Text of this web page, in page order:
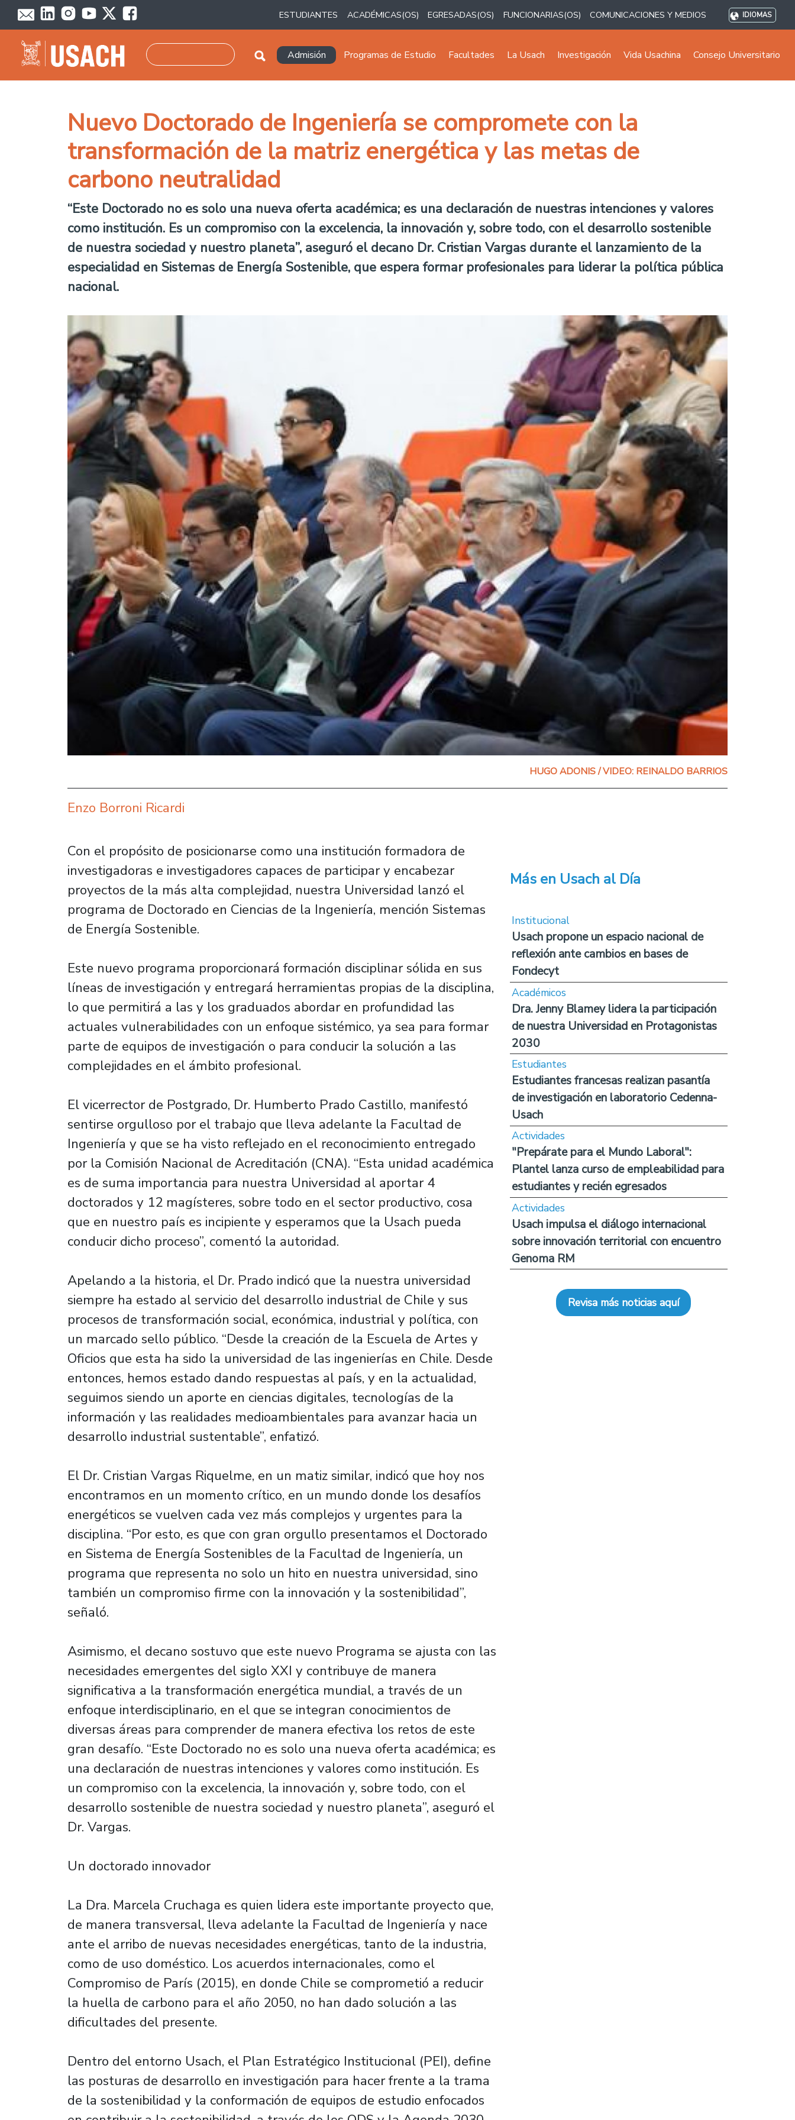
Pasar al contenido principal
ESTUDIANTES ACADÉMICAS(OS) EGRESADAS(OS) FUNCIONARIAS(OS) COMUNICACIONES Y MEDIOS IDIOMAS
Navegación principal
Admisión Programas de Estudio Facultades La Usach Investigación Vida Usachina Consejo Universitario
Nuevo Doctorado de Ingeniería se compromete con la
transformación de la matriz energética y las metas de
carbono neutralidad
“Este Doctorado no es solo una nueva oferta académica; es una declaración de nuestras intenciones y valores
como institución. Es un compromiso con la excelencia, la innovación y, sobre todo, con el desarrollo sostenible
de nuestra sociedad y nuestro planeta”, aseguró el decano Dr. Cristian Vargas durante el lanzamiento de la
especialidad en Sistemas de Energía Sostenible, que espera formar profesionales para liderar la política pública
nacional.
HUGO ADONIS / VIDEO: REINALDO BARRIOS
Enzo Borroni Ricardi
Con el propósito de posicionarse como una institución formadora de
investigadoras e investigadores capaces de participar y encabezar
proyectos de la más alta complejidad, nuestra Universidad lanzó el
programa de Doctorado en Ciencias de la Ingeniería, mención Sistemas
de Energía Sostenible.
Este nuevo programa proporcionará formación disciplinar sólida en sus
líneas de investigación y entregará herramientas propias de la disciplina,
lo que permitirá a las y los graduados abordar en profundidad las
actuales vulnerabilidades con un enfoque sistémico, ya sea para formar
parte de equipos de investigación o para conducir la solución a las
complejidades en el ámbito profesional.
El vicerrector de Postgrado, Dr. Humberto Prado Castillo, manifestó
sentirse orgulloso por el trabajo que lleva adelante la Facultad de
Ingeniería y que se ha visto reflejado en el reconocimiento entregado
por la Comisión Nacional de Acreditación (CNA). “Esta unidad académica
es de suma importancia para nuestra Universidad al aportar 4
doctorados y 12 magísteres, sobre todo en el sector productivo, cosa
que en nuestro país es incipiente y esperamos que la Usach pueda
conducir dicho proceso”, comentó la autoridad.
Apelando a la historia, el Dr. Prado indicó que la nuestra universidad
siempre ha estado al servicio del desarrollo industrial de Chile y sus
procesos de transformación social, económica, industrial y política, con
un marcado sello público. “Desde la creación de la Escuela de Artes y
Oficios que esta ha sido la universidad de las ingenierías en Chile. Desde
entonces, hemos estado dando respuestas al país, y en la actualidad,
seguimos siendo un aporte en ciencias digitales, tecnologías de la
información y las realidades medioambientales para avanzar hacia un
desarrollo industrial sustentable”, enfatizó.
El Dr. Cristian Vargas Riquelme, en un matiz similar, indicó que hoy nos
encontramos en un momento crítico, en un mundo donde los desafíos
energéticos se vuelven cada vez más complejos y urgentes para la
disciplina. “Por esto, es que con gran orgullo presentamos el Doctorado
en Sistema de Energía Sostenibles de la Facultad de Ingeniería, un
programa que representa no solo un hito en nuestra universidad, sino
también un compromiso firme con la innovación y la sostenibilidad”,
señaló.
Asimismo, el decano sostuvo que este nuevo Programa se ajusta con las
necesidades emergentes del siglo XXI y contribuye de manera
significativa a la transformación energética mundial, a través de un
enfoque interdisciplinario, en el que se integran conocimientos de
diversas áreas para comprender de manera efectiva los retos de este
gran desafío. “Este Doctorado no es solo una nueva oferta académica; es
una declaración de nuestras intenciones y valores como institución. Es
un compromiso con la excelencia, la innovación y, sobre todo, con el
desarrollo sostenible de nuestra sociedad y nuestro planeta”, aseguró el
Dr. Vargas.
Un doctorado innovador
La Dra. Marcela Cruchaga es quien lidera este importante proyecto que,
de manera transversal, lleva adelante la Facultad de Ingeniería y nace
ante el arribo de nuevas necesidades energéticas, tanto de la industria,
como de uso doméstico. Los acuerdos internacionales, como el
Compromiso de París (2015), en donde Chile se comprometió a reducir
la huella de carbono para el año 2050, no han dado solución a las
dificultades del presente.
Dentro del entorno Usach, el Plan Estratégico Institucional (PEI), define
las posturas de desarrollo en investigación para hacer frente a la trama
de la sostenibilidad y la conformación de equipos de estudio enfocados
Más en Usach al Día
Institucional
Usach propone un espacio nacional de
reflexión ante cambios en bases de
Fondecyt
Académicos
Dra. Jenny Blamey lidera la participación
de nuestra Universidad en Protagonistas
2030
Estudiantes
Estudiantes francesas realizan pasantía
de investigación en laboratorio Cedenna-
Usach
Actividades
"Prepárate para el Mundo Laboral":
Plantel lanza curso de empleabilidad para
estudiantes y recién egresados
Actividades
Usach impulsa el diálogo internacional
sobre innovación territorial con encuentro
Genoma RM
Revisa más noticias aquí